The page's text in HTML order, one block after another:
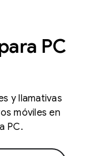
PC
y llamativas
móviles en
PC.